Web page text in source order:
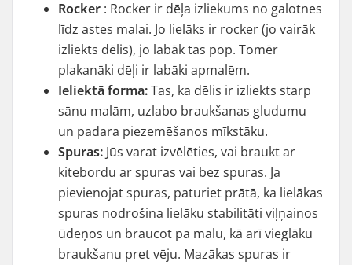
Rocker : Rocker ir dēļa izliekums no galotnes
līdz astes malai. Jo lielāks ir rocker (jo vairāk
izliekts dēlis), jo labāk tas pop. Tomēr
plakanāki dēļi ir labāki apmalēm.
Ieliektā forma:Tas, ka dēlis ir izliekts starp
sānu malām, uzlabo braukšanas gludumu
un padara piezemēšanos mīkstāku.
Spuras: Jūs varat izvēlēties, vai braukt ar
kitebordu ar spuras vai bez spuras. Ja
pievienojat spuras, paturiet prātā, ka lielākas
spuras nodrošina lielāku stabilitāti viļņainos
ūdeņos un braucot pa malu, kā arī vieglāku
braukšanu pret vēju. Mazākas spuras ir